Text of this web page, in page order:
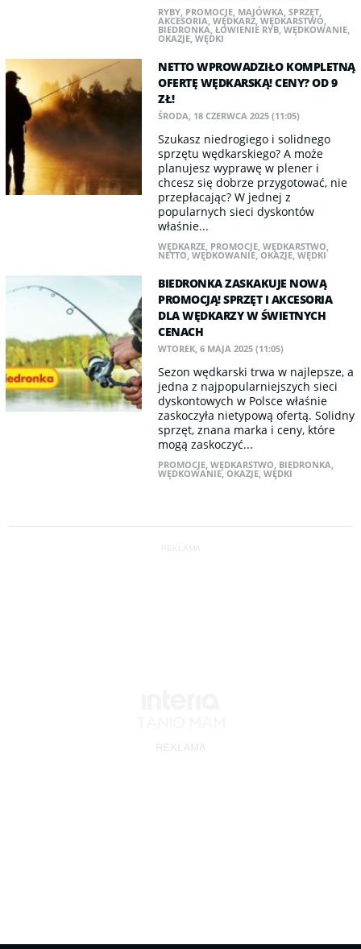
RYBY, PROMOCJE, MAJÓWKA,SPRZĘT,
AKCESORIA,WĘDKARZ,WĘDKARSTWO,
BIEDRONKA,ŁOWIENIE RYB,WĘDKOWANIE,
OKAZJE,WĘDKI
NETTO WPROWADZIŁO KOMPLETNĄ
OFERTĘ WĘDKARSKĄ! CENY? OD 9
ZŁ!
ŚRODA, 18 CZERWCA 2025 (11:05)
Szukasz niedrogiego i solidnego
sprzętu wędkarskiego? A może
planujesz wyprawę w plener i
chcesz się dobrze przygotować, nie
przepłacając? W jednej z
popularnych sieci dyskontów
właśnie...
WĘDKARZE, PROMOCJE,WĘDKARSTWO,
NETTO,WĘDKOWANIE,OKAZJE,WĘDKI
BIEDRONKA ZASKAKUJE NOWĄ
PROMOCJĄ! SPRZĘT I AKCESORIA
DLA WĘDKARZY W ŚWIETNYCH
CENACH
WTOREK, 6 MAJA 2025 (11:05)
Sezon wędkarski trwa w najlepsze, a
jedna z najpopularniejszych sieci
dyskontowych w Polsce właśnie
zaskoczyła nietypową ofertą. Solidny
sprzęt, znana marka i ceny, które
mogą zaskoczyć...
PROMOCJE,WĘDKARSTWO, BIEDRONKA,
WĘDKOWANIE,OKAZJE,WĘDKI
REKLAMA